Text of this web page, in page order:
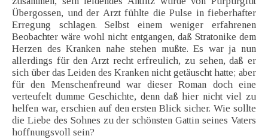
Übergossen, und der Arzt fühlte die Pulse in fieberhafter
Erregung schlagen. Selbst einem weniger erfahrenen
Beobachter wäre wohl nicht entgangen, daß Stratonike dem
Herzen des Kranken nahe stehen mußte. Es war ja nun
allerdings für den Arzt recht erfreulich, zu sehen, daß er
sich über das Leiden des Kranken nicht getäuscht hatte; aber
für den Menschenfreund war dieser Roman doch eine
verteufelt dumme Geschichte, denn daß hier nicht viel zu
helfen war, erschien auf den ersten Blick sicher. Wie sollte
die Liebe des Sohnes zu der schönsten Gattin seines Vaters
hoffnungsvoll sein?